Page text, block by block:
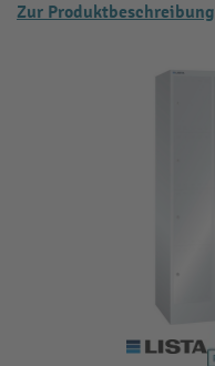
Zur Produktbeschreibung